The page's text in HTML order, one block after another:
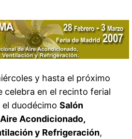
y hasta el próximo
celebra en el recinto ferial
el duodécimoSalón
Acondicionado,
y Refrigeración,